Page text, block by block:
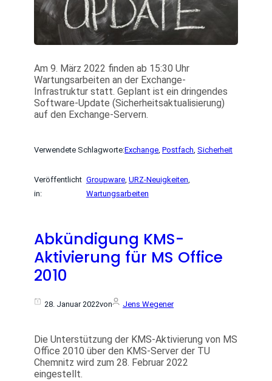
Am 9. März 2022 finden ab 15:30 Uhr
Wartungsarbeiten an der Exchange-
Infrastruktur statt. Geplant ist ein dringendes
Software-Update (Sicherheitsaktualisierung)
auf den Exchange-Servern.
Verwendete Schlagworte:Exchange, Postfach, Sicherheit
Veröffentlicht
in:
Groupware, URZ-Neuigkeiten
Wartungsarbeiten
Abkündigung KMS-
Aktivierung für MS Office
2010
28. Januar 2022von Jens Wegener
Die Unterstützung der KMS-Aktivierung von MS
Office 2010 über den KMS-Server der TU
Chemnitz wird zum 28. Februar 2022
eingestellt.